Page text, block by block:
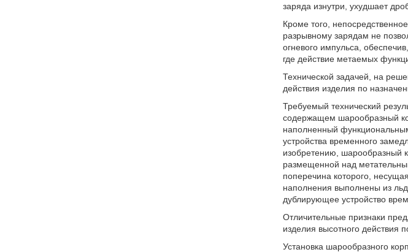
заряда изнутри, ухудшает
Кроме того,
разрывному зарядам не
огневого импульса,
где действие метаемых
Технической задачей, на
действия изделия по
Требуемый технический
содержащем шарообразный
наполненный
устройства временного
изобретению, шарообразный
размещенной над
поперечина которого,
наполнения выполнены из
дублирующее устройство
Отличительные признаки
изделия высотного действия
Установка шарообразного